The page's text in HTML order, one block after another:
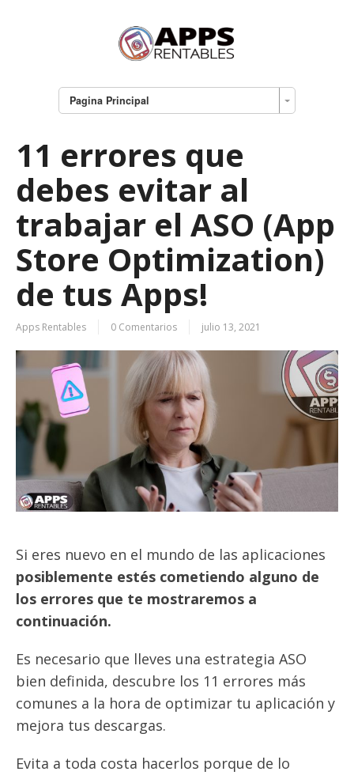
Pagina Principal
11 errores que
debes evitar al
trabajar el ASO (App
Store Optimization)
de tus Apps!
Apps Rentables 0 Comentarios julio 13, 2021
Si eres nuevo en el mundo de las aplicaciones
posiblemente estés cometiendo alguno de
los errores que te mostraremos a
continuación.
Es necesario que lleves una estrategia ASO
bien definida, descubre los 11 errores más
comunes a la hora de optimizar tu aplicación y
mejora tus descargas.
Evita a toda costa hacerlos porque de lo